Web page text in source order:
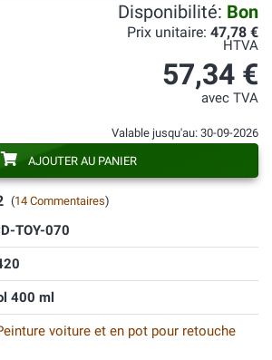
(14 Commentaires)
TOY-070
400 ml
voiture et en pot pour retouche
Disponibilité: Bon
Prix unitaire: 47,78 €
HTVA
57,34 €
avec TVA
Valable jusqu'au: 30-09-2026
AJOUTER AU PANIER